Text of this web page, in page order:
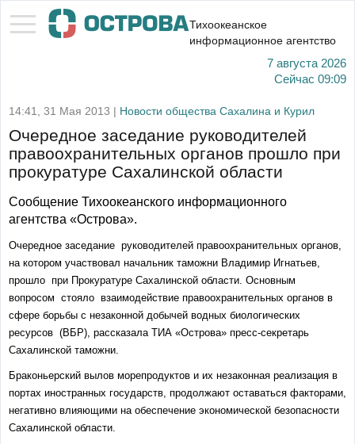
Тихоокеанское
информационное агентство
7 августа 2026
Сейчас 09:09
14:41, 31 Мая 2013 | Новости общества Сахалина и Курил
Очередное заседание руководителей
правоохранительных органов прошло при
прокуратуре Сахалинской области
Сообщение Тихоокеанского информационного
агентства «Острова».
Очередное заседание руководителей правоохранительных органов,
на котором участвовал начальник таможни Владимир Игнатьев,
прошло при Прокуратуре Сахалинской области. Основным
вопросом стояло взаимодействие правоохранительных органов в
сфере борьбы с незаконной добычей водных биологических
ресурсов (ВБР), рассказала ТИА «Острова» пресс-секретарь
Сахалинской таможни.
Браконьерский вылов морепродуктов и их незаконная реализация в
портах иностранных государств, продолжают оставаться факторами,
негативно влияющими на обеспечение экономической безопасности
Сахалинской области.